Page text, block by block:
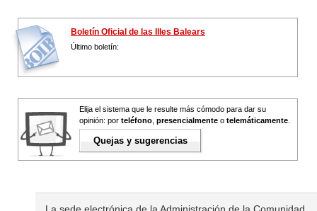
Boletín Oficial de las Illes Balears
Último boletín:
Elija el sistema que le resulte más cómodo para dar su
opinión: por teléfono presencialmente o telemáticamente
Quejas y sugerencias